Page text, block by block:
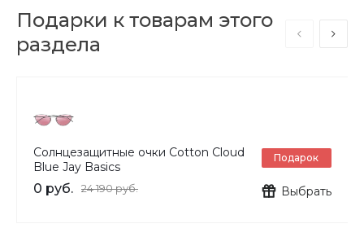
Подарки к товарам этого
раздела
Солнцезащитные очки Cotton Cloud
Blue Jay Basics
0 руб. 24 190 руб.
Подарок
Выбрать